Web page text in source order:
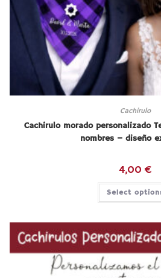
Cachirulo
Cachirulo morado personalizado
nombres – diseño
4,00 €
Select